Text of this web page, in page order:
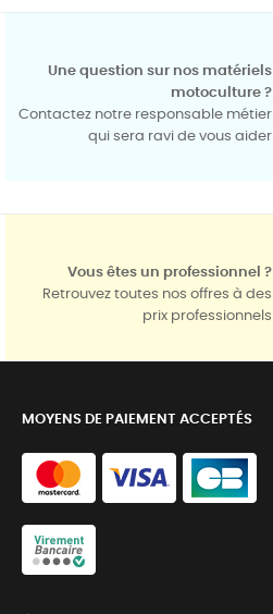
Une question sur nos matériels
motoculture ?
Contactez notre responsable métier
qui sera ravi de vous aider
Vous êtes un professionnel ?
Retrouvez toutes nos offres à des
prix professionnels
MOYENS DE PAIEMENT ACCEPTÉS